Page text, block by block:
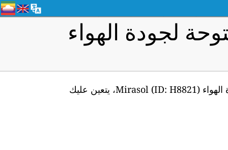
لجودة الهواء
من أجل الوصول إلى واجهة برمجة التطبيقات للبيانات في الوقت الفعلي لمحطة مراقبة جودة الهواء Mirasol (ID: H8821)، يتعين عليك